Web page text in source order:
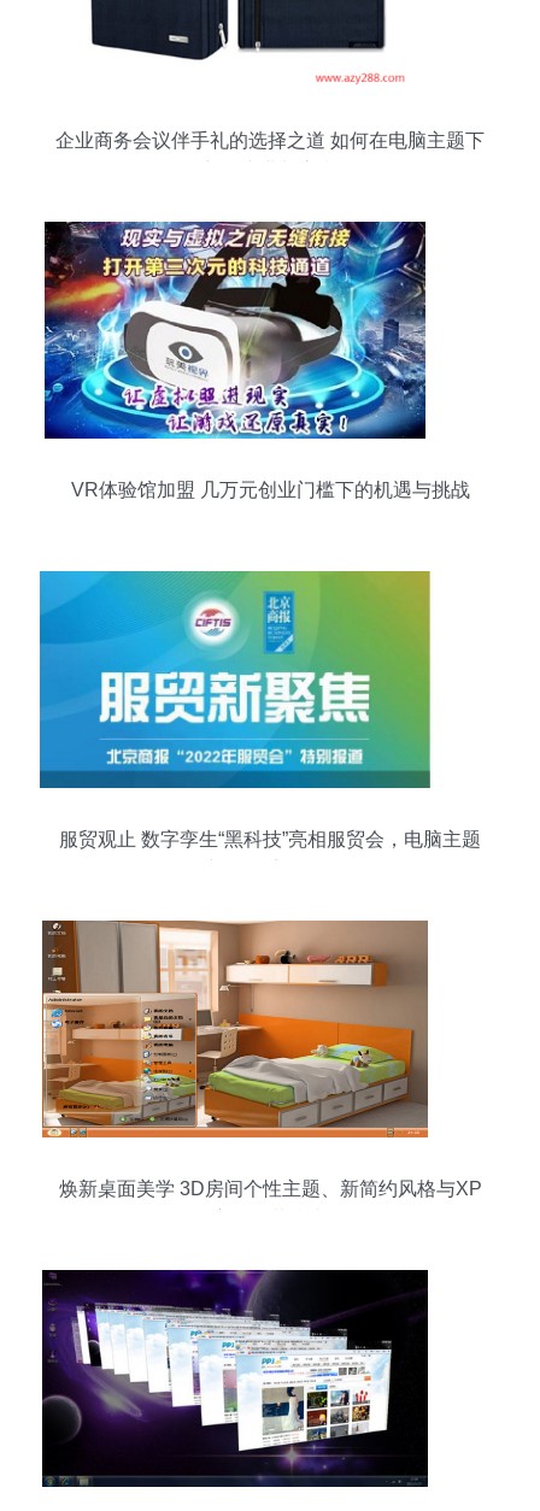
企业商务会议伴手礼的选择之道 如何在电脑主题下
VR体验馆加盟 几万元创业门槛下的机遇与挑战
服贸观止 数字孪生“黑科技”亮相服贸会，电脑主题
焕新桌面美学 3D房间个性主题、新简约风格与XP